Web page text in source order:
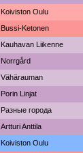
Koiviston Oulu
Bussi-Ketonen
Kauhavan Liikenne
Norrgård
Vähärauman
Porin Linjat
Разные города
Artturi Anttila
Koiviston Oulu